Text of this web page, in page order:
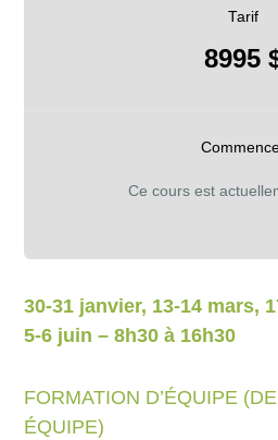
Tarif
8995
Ce cours est
30-31 janvier, 13-14 mars,
5-6 juin – 8h30 à 16h30
FORMATION D’ÉQUIPE
ÉQUIPE)